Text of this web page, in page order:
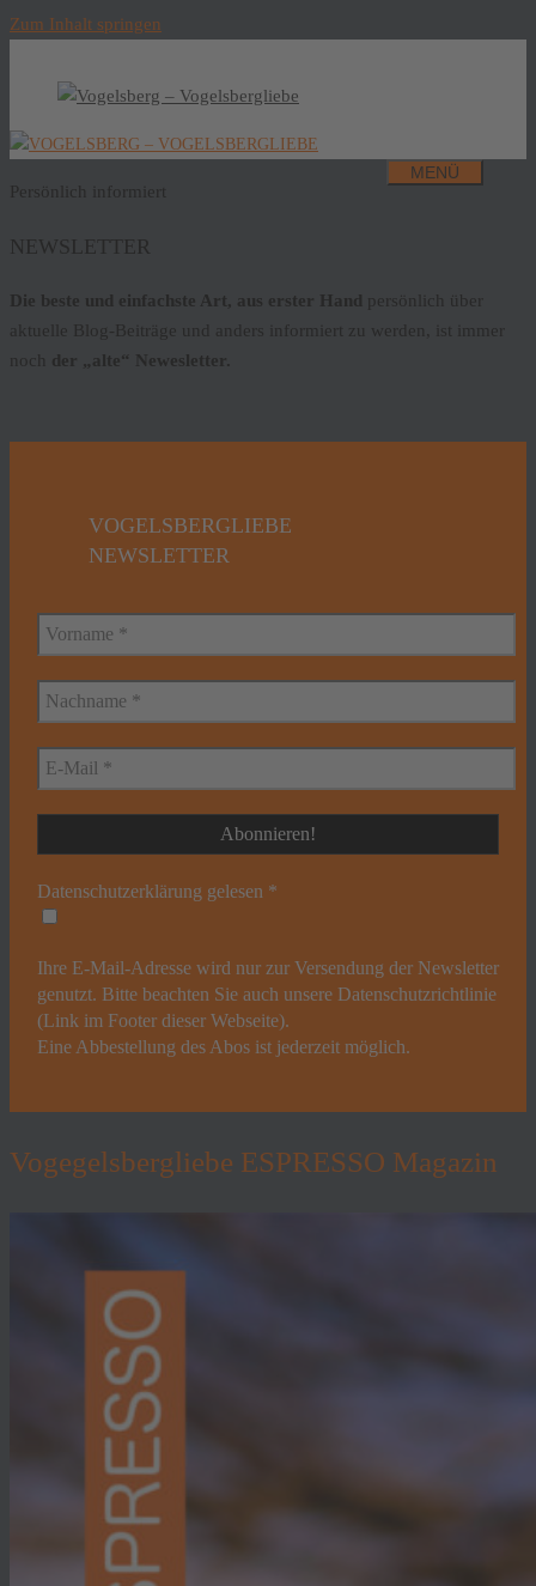
Zum Inhalt springen
MENÜ
Persönlich informiert
NEWSLETTER
Die beste und einfachste Art, aus erster Hand persönlich über
aktuelle Blog-Beiträge und anders informiert zu werden, ist immer
noch der „alte“ Newesletter.
VOGELSBERGLIEBE
NEWSLETTER
Datenschutzerklärung gelesen *
Ihre E-Mail-Adresse wird nur zur Versendung der Newsletter
genutzt. Bitte beachten Sie auch unsere Datenschutzrichtlinie
(Link im Footer dieser Webseite).
Eine Abbestellung des Abos ist jederzeit möglich.
Vogegelsbergliebe ESPRESSO Magazin